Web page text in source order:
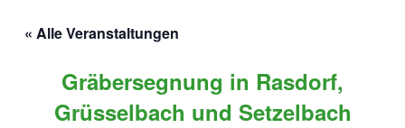
« Alle Veranstaltungen
Gräbersegnung in Rasdorf,
Grüsselbach und Setzelbach